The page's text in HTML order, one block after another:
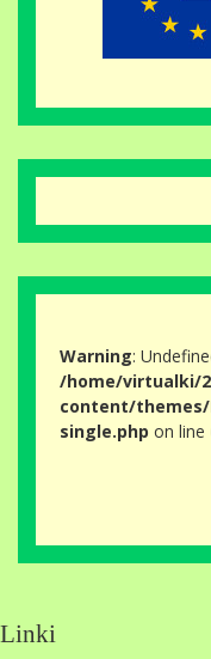
Warning:
/home/virtualki/
content/themes/
single.php on line
Linki